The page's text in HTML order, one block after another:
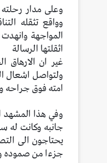
وعلى مدار
وواقع تثقله
المواجهة
اثقلتها الرسالة
غير ان الارهاق
ولتواصل اشعال
امته فوق جراحه
وفي هذا المشهد
جانبه وكانت له
يحتاجون الى
جزءا من صموده